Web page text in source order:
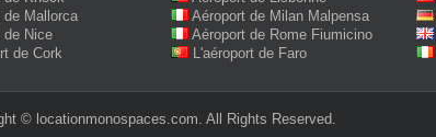
de Mallorca
Aéroport de Milan Malpensa
de Nice
Aéroport de Rome Fiumicino
de Cork
L'aéroport de Faro
© locationmonospaces.com. All Rights Reserved.‎